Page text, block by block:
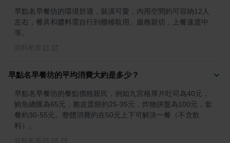
早點名早餐坊的環境舒適，裝潢可愛，內用空間約可容納12人
左右，餐具和醬料需自行到櫃檯取用。服務親切，上餐速度中
等。
早點名早餐坊的平均消費大約是多少？
早點名早餐坊的餐點價格親民，例如九宮格厚片吐司為40元，
鮪魚總匯為65元，脆皮蛋餅約25-35元，炸物拼盤為100元，套
餐約30-55元。整體消費約在50元上下可解決一餐（不含飲
料）。